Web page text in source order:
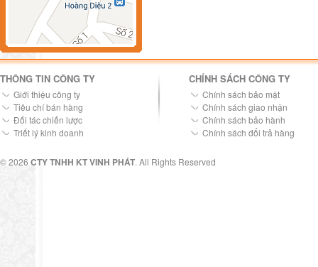
THÔNG TIN CÔNG TY
Giới thiệu công ty
Tiêu chí bán hàng
Đối tác chiến lược
Triết lý kinh doanh
CHÍNH SÁCH CÔNG TY
Chính sách bảo mật
Chính sách giao nhận
Chính sách bảo hành
Chính sách đổi trả hàng
© 2026 CTY TNHH KT VINH PHÁT. All Rights Reserved